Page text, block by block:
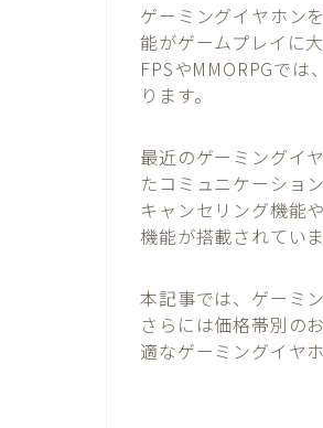
ゲーミングイヤホン
能がゲームプレイに
FPSやMMORPGで
ります。
最近のゲーミングイ
たコミュニケーショ
キャンセリング機能
機能が搭載されていま
本記事では、ゲーミ
さらには価格帯別の
適なゲーミングイヤ